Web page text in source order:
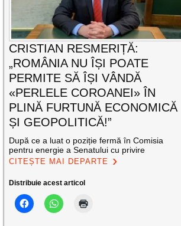
CRISTIAN RESMERIȚĂ:
„ROMÂNIA NU ÎȘI POATE
PERMITE SĂ ÎȘI VÂNDĂ
«PERLELE COROANEI» ÎN
PLINĂ FURTUNĂ ECONOMICĂ
ȘI GEOPOLITICĂ!”
După ce a luat o poziție fermă în Comisia
pentru energie a Senatului cu privire
CITEȘTE MAI DEPARTE
Distribuie acest articol